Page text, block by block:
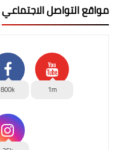
مواقع التواصل الاجتماعي
1m
800k